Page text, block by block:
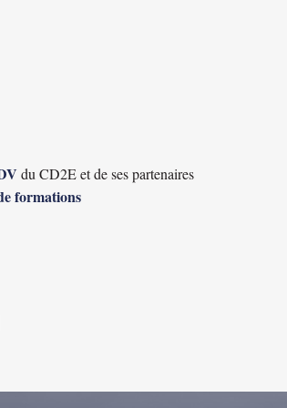
du CD2E et de ses partenaires
formations